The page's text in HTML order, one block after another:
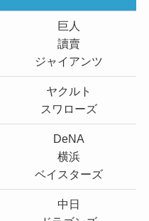
巨人
讀賣
ジャイアンツ
ヤクルト
スワローズ
DeNA
横浜
ベイスターズ
中日